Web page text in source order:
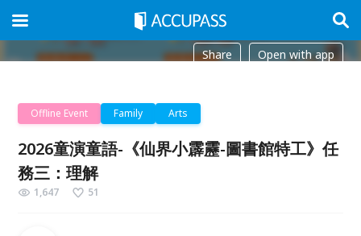
Share Open with app
Offline Event Family Arts
2026童演童語-《仙界小霹靂-圖書館特工》任
務三：理解
1,647 51